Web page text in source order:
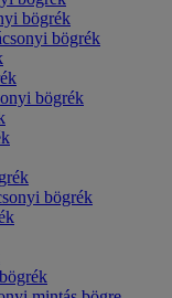
bögrék
bögrék
bögrék
bögrék